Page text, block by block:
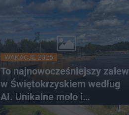
WAKACJE 2026
To najnowocześniejszy zalew
w Świętokrzyskiem według
AI. Unikalne molo i
promenada